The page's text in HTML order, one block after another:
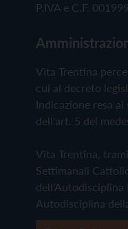
P.IVA e C.F.
Vita Trentina
cui al decreto
Indicazione resa
dell'art. 5 del
Vita Trentina,
Settimanali
dell'Autodisciplina
Autodisciplina